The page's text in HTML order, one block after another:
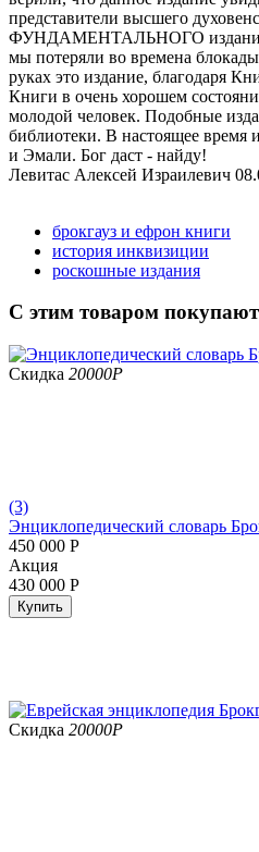
представители высшего
ФУНДАМЕНТАЛЬНОГО
мы потеряли во времена
руках это издание, благодаря
Книги в очень хорошем
молодой человек. Подобные
библиотеки. В настоящее время
и Эмали. Бог даст - найду!
Левитас Алексей Израилевич
брокгауз и ефрон книги
история инквизиции
роскошные издания
С этим товаром
Скидка 20000Р
(3)
Энциклопедический словарь
450 000 Р
Aкция
430 000 Р
Купить
Скидка 20000Р